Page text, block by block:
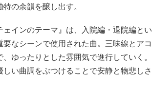
の余韻を醸し出す。
インのテーマ』は、入院編・退院編とい
なシーンで使用された曲。三味線とアコ
ゆったりとした雰囲気で進行していく。
い曲調をぶつけることで安静と物悲しさ